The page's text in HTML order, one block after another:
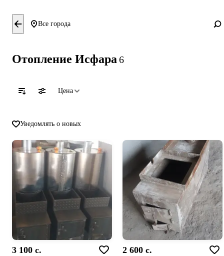
Все города
Отопление Исфара 6
Цена
Уведомлять о новых
3 100 c. 2 600 c.